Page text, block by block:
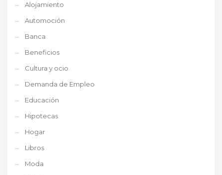
Alojamiento
Automoción
Banca
Beneficios
Cultura y ocio
Demanda de Empleo
Educación
Hipotecas
Hogar
Libros
Moda